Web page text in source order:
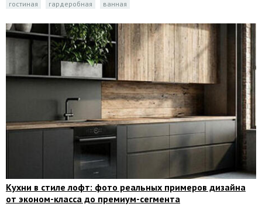
гостиная
гардеробная ванная
Кухни в стиле лофт: фото реальных примеров дизайна
от эконом-класса до премиум-сегмента